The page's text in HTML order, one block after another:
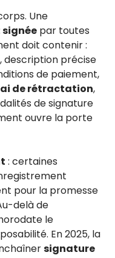
Une
signée par toutes
doit contenir :
description précise
de paiement,
de rétractation,
de signature
ouvre la porte
: certaines
pour la promesse
delà de
le
En 2025, la
signature